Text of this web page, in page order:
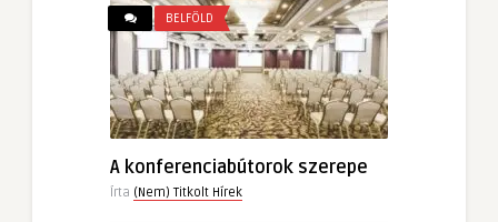
BELFÖLD
A konferenciabútorok szerepe
Írta (Nem) Titkolt Hírek